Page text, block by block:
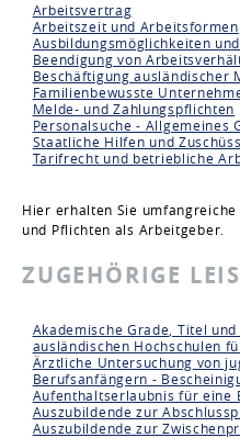
Arbeitsvertrag
Arbeitszeit und Arbeitsformen
Ausbildungsmöglichkeiten
Beendigung von
Beschäftigung ausländischer
Familienbewusste
Melde- und Zahlungspflichten
Personalsuche - Allgemeines
Staatliche Hilfen und
Tarifrecht und betriebliche
Hier erhalten Sie
und Pflichten als Arbeitgeber.
ZUGEHÖRIGE
Akademische Grade, Titel
ausländischen Hochschulen
Ärztliche Untersuchung von
Berufsanfängern -
Aufenthaltserlaubnis für eine
Auszubildende zur
Auszubildende zur